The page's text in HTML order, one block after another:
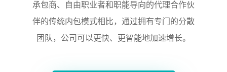
承包商、自由职业者和职能导向的代理合作伙
伴的传统内包模式相比，通过拥有专门的分散
团队，公司可以更快、更智能地加速增长。